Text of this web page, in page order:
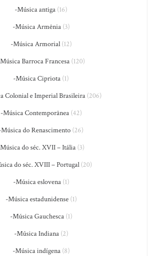
-Música antiga (16)
-Música Armênia(3)
-Música Armorial(12)
Barroca Francesa(120)
-Música Cipriota (1)
Colonial e Imperial Brasileira(206)
-Música Contemporânea(42)
do Renascimento (26)
do séc. XVII – Itália (3)
do séc. XVIII – Portugal (20)
-Música eslovena(1)
-Música estadunidense(1)
-Música Gauchesca(1)
-Música Indiana(2)
-Música indígena(8)